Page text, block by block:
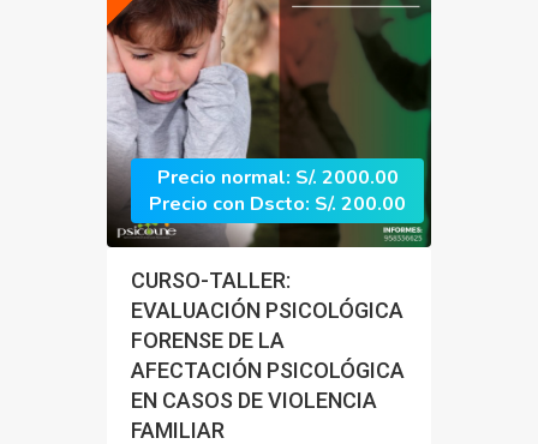
Precio normal: S/. 2000.00
Precio con Dscto: S/. 200.00
CURSO-TALLER:
EVALUACIÓN PSICOLÓGICA
FORENSE DE LA
AFECTACIÓN PSICOLÓGICA
EN CASOS DE VIOLENCIA
FAMILIAR